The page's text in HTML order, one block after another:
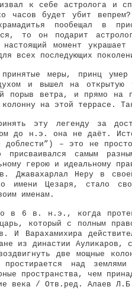
к себе астролога и
часов будет убит
пообещал в
то он подарит
момент
всех последующих
меры, принц
и вышел на
порыв ветра, и прямо на
на этой террасе.
эту легенду за
до н.э. она не даёт.
доблести”) – это не
присваивался самым
герою и идеальному
Джавахарлал Неру в
имени Цезаря, стало
именам.
в 6 в. н.э., когда
который с полным
И Варахамихира
из династии Ауликаров,
две мощные
простирается над
пространства, чем
века / Отв.ред. Алаев